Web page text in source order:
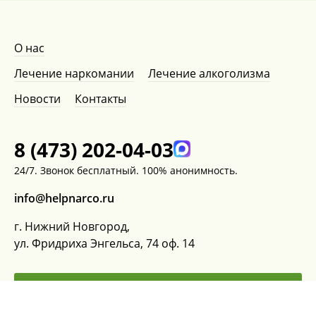
О нас
Лечение наркомании
Лечение алкоголизма
Новости
Контакты
8 (473) 202-04-03
24/7. Звонок бесплатный. 100% анонимность.
info@helpnarco.ru
г. Нижний Новгород,
ул. Фридриха Энгельса, 74 оф. 14